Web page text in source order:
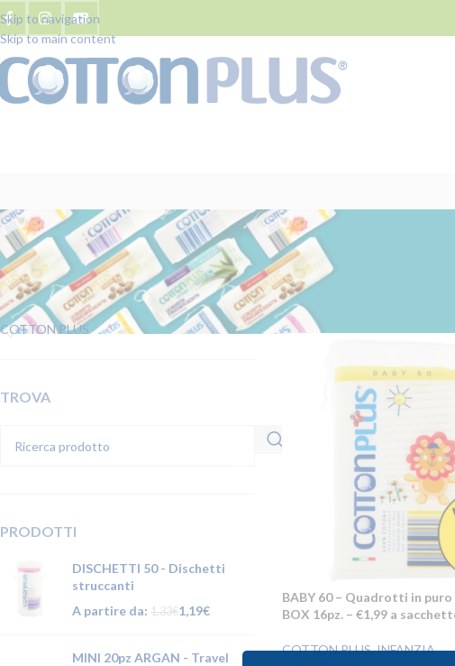
Skip to navigation
Skip to main content
LE LINEE COTTON PLUS
COTTON PLUS
TROVA
PRODOTTI
DISCHETTI 50 - Dischetti
struccanti
A partire da: 1,33€1,19€
MINI 20pz ARGAN - Travel
Home
BABY 60 – Quadrotti in
BOX 16pz. – €1,99 a
COTTON PLUS,INFANZIA